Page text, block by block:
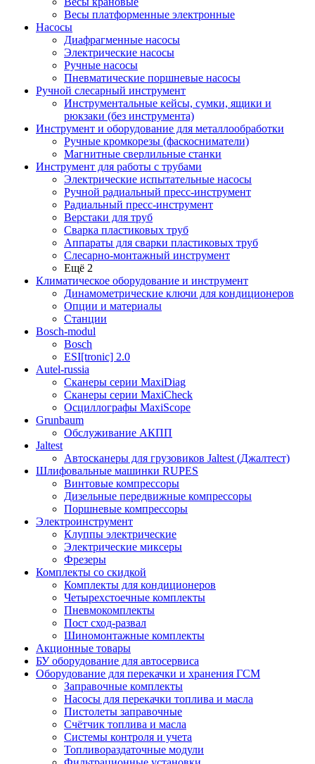
Весы платформенные электронные
Насосы
Диафрагменные насосы
Электрические насосы
Ручные насосы
Пневматические поршневые насосы
Ручной слесарный инструмент
Инструментальные кейсы, сумки, ящики и
рюкзаки (без инструмента)
Инструмент и оборудование для металлообработки
Ручные кромкорезы (фаскосниматели)
Магнитные сверлильные станки
Инструмент для работы с трубами
Электрические испытательные насосы
Ручной радиальный пресс-инструмент
Радиальный пресс-инструмент
Верстаки для труб
Сварка пластиковых труб
Аппараты для сварки пластиковых труб
Слесарно-монтажный инструмент
Ещё 2
Климатическое оборудование и инструмент
Динамометрические ключи для кондиционеров
Опции и материалы
Станции
Bosch-modul
Bosch
ESI[tronic] 2.0
Autel-russia
Сканеры серии MaxiDiag
Сканеры серии MaxiCheck
Осциллографы MaxiScope
Grunbaum
Обслуживание АКПП
Jaltest
Автосканеры для грузовиков Jaltest (Джалтест)
Шлифовальные машинки RUPES
Винтовые компрессоры
Дизельные передвижные компрессоры
Поршневые компрессоры
Электроинструмент
Клуппы электрические
Электрические миксеры
Фрезеры
Комплекты со скидкой
Комплекты для кондиционеров
Четырехстоечные комплекты
Пневмокомплекты
Пост сход-развал
Шиномонтажные комплекты
Акционные товары
БУ оборудование для автосервиса
Оборудование для перекачки и хранения ГСМ
Заправочные комплекты
Насосы для перекачки топлива и масла
Пистолеты заправочные
Счётчик топлива и масла
Системы контроля и учета
Топливораздаточные модули